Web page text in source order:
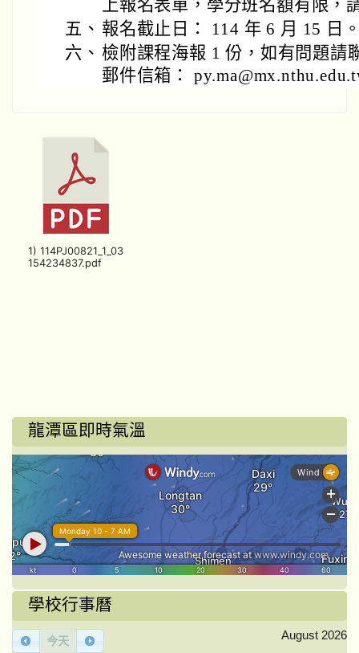
上報名表單，學分班名額有限，
五、 報名截止日： 114 年 6 月 15 日
六、 檢附課程海報 1 份，如有問題請
郵件信箱：
1) 114PJ00821_1_03
154234837.pdf
龍潭區即時氣溫
學校行事曆
今天 August 2026